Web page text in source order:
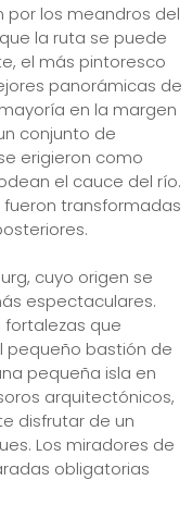
por los meandros del
la ruta se puede
el más pintoresco
panorámicas de
en la margen
conjunto de
erigieron como
el cauce del río.
transformadas
cuyo origen se
espectaculares.
fortalezas que
pequeño bastión de
pequeña isla en
arquitectónicos,
disfrutar de un
Los miradores de
obligatorias